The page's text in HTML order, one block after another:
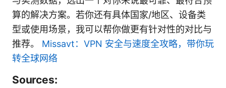
算的解决方案。若你还有具体国家/地区、设备类
型或使用场景，我可以帮你做更有针对性的对比与
推荐。 Missavt：VPN 安全与速度全攻略，带你玩
转全球网络
Sources: